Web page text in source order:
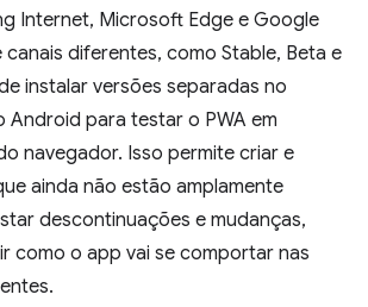
Internet, Microsoft Edge e Google
diferentes, como Stable, Beta e
instalar versões separadas no
Android para testar o PWA em
navegador. Isso permite criar e
ainda não estão amplamente
descontinuações e mudanças,
como o app vai se comportar nas